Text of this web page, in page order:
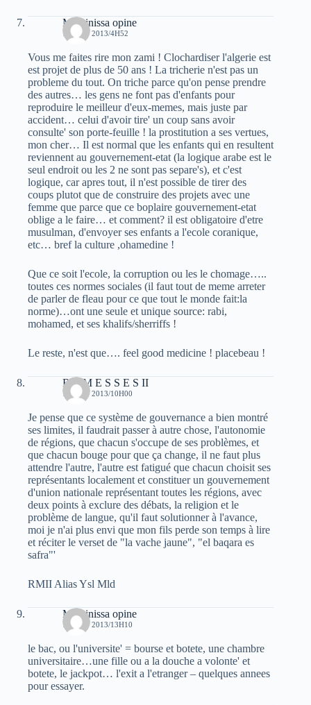
Massinissa opine
15 JUIN 2013/4H52
Vous me faites rire mon zami ! Clochardiser l'algerie est
est projet de plus de 50 ans ! La tricherie n'est pas un
probleme du tout. On triche parce qu'on pense prendre
des autres… les gens ne font pas d'enfants pour
reproduire le meilleur d'eux-memes, mais juste par
accident… celui d'avoir tire' un coup sans avoir
consulte' son porte-feuille ! la prostitution a ses vertues,
mon cher… Il est normal que les enfants qui en resultent
reviennent au gouvernement-etat (la logique arabe est le
seul endroit ou les 2 ne sont pas separe's), et c'est
logique, car apres tout, il n'est possible de tirer des
coups plutot que de construire des projets avec une
femme que parce que ce boplaire gouvernement-etat
oblige a le faire… et comment? il est obligatoire d'etre
musulman, d'envoyer ses enfants a l'ecole coranique,
etc… bref la culture ,ohamedine !
Que ce soit l'ecole, la corruption ou les le chomage…..
toutes ces normes sociales (il faut tout de meme arreter
de parler de fleau pour ce que tout le monde fait:la
norme)…ont une seule et unique source: rabi,
mohamed, et ses khalifs/sherriffs !
Le reste, n'est que…. feel good medicine ! placebeau !
R A M E S S E S II
15 JUIN 2013/10H00
Je pense que ce système de gouvernance a bien montré
ses limites, il faudrait passer à autre chose, l'autonomie
de régions, que chacun s'occupe de ses problèmes, et
que chacun bouge pour que ça change, il ne faut plus
attendre l'autre, l'autre est fatigué que chacun choisit ses
représentants localement et constituer un gouvernement
d'union nationale représentant toutes les régions, avec
deux points à exclure des débats, la religion et le
problème de langue, qu'il faut solutionner à l'avance,
moi je n'ai plus envi que mon fils perde son temps à lire
et réciter le verset de "la vache jaune", "el baqara es
safra"'
RMII Alias Ysl Mld
Massinissa opine
15 JUIN 2013/13H10
le bac, ou l'universite' = bourse et botete, une chambre
universitaire…une fille ou a la douche a volonte' et
botete, le jackpot… l'exit a l'etranger – quelques annees
pour essayer.